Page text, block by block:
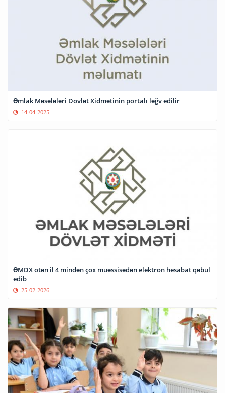
Əmlak Məsələləri Dövlət Xidmətinin portalı ləğv edilir
14-04-2025
ƏMDX ötən il 4 mindən çox müəssisədən elektron hesabat qəbul
edib
25-02-2026